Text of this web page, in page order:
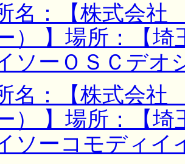
名：【株式会
） 】場所：【埼
ソーＯＳＣデオ
名：【株式会
） 】場所：【埼
ソーコモディ